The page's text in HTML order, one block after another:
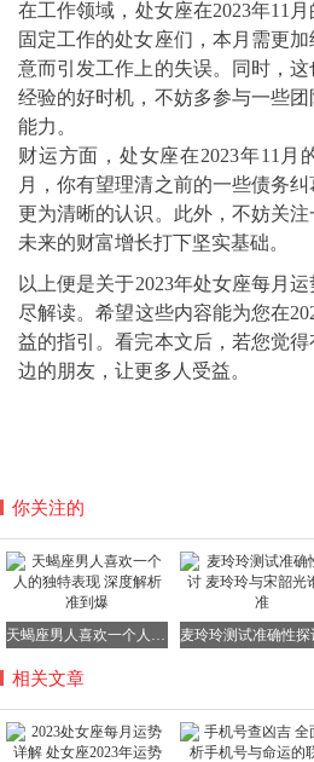
在工作领域，处女座在2023年11
固定工作的处女座们，本月需更
意而引发工作上的失误。同时，
经验的好时机，不妨多参与一些
能力。
财运方面，处女座在2023年11月
月，你有望理清之前的一些债务
更为清晰的认识。此外，不妨关
未来的财富增长打下坚实基础。
以上便是关于2023年处女座每月
尽解读。希望这些内容能为您在
益的指引。看完本文后，若您觉
边的朋友，让更多人受益。
你关注的
天蝎座男人喜欢一个人的独特表现 深度解析准到爆
相关文章